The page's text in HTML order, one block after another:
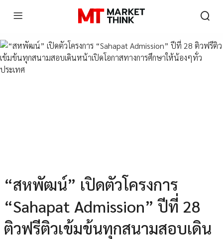
“สหพัฒน์” เปิดตัวโครงการ
“Sahapat Admission” ปีที่ 28
ติวฟรีติวเข้มข้นทุกสนามสอบเดิน